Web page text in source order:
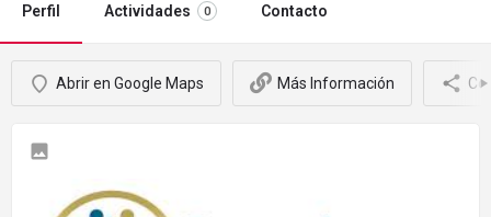
Perfil Actividades 0 Contacto
Abrir en Google Maps Más Información